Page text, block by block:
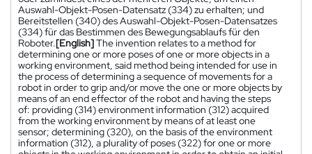
Auswahl-Objekt-Posen-Datensatz (334) zu erhalten; und
Bereitstellen (340) des Auswahl-Objekt-Posen-Datensatzes
(334) für das Bestimmen des Bewegungsablaufs für den
Roboter.[English]The invention relates to a method for
determining one or more poses of one or more objects in a
working environment, said method being intended for use in
the process of determining a sequence of movements for a
robot in order to grip and/or move the one or more objects by
means of an end effector of the robot and having the steps
of: providing (314) environment information (312) acquired
from the working environment by means of at least one
sensor; determining (320), on the basis of the environment
information (312), a plurality of poses (322) for one or more